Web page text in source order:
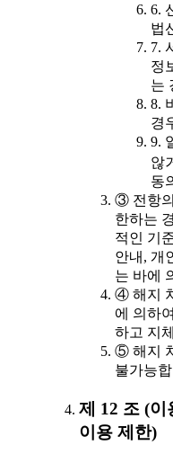
6.
법
7.
정
는
8.
경
9.
않
동
③ 전항
한하는
적인 기
안내, 개
는 바에
④ 해지
에 의하
하고 지
⑤ 해지
불가능
제 12 조 (이
이용 제한)